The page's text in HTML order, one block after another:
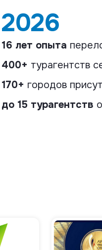
2026
16 лет опыта
400+ турагентств
170+ городов
до 15 турагентств